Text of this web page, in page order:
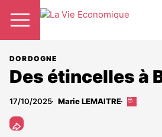
DORDOGNE
Des étincelles à
17/10/2025 Marie LEMAITRE
Cet